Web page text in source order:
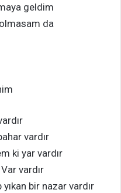
geldim
da
vardır
ki yar vardır
vardır
bir nazar vardır